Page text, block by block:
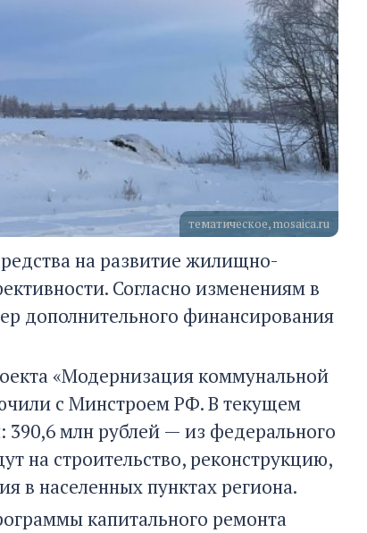
тематическое, mosaica.ru
на развитие жилищно-
Согласно изменениям в
дополнительного финансирования
«Модернизация коммунальной
с Минстроем РФ. В текущем
390,6 млн рублей — из федерального
на строительство, реконструкцию,
в населенных пунктах региона.
капитального ремонта